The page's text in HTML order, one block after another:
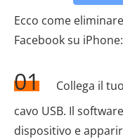
Ecco come
Facebook su iPhone:
01
Collega il
cavo USB. Il
dispositivo e